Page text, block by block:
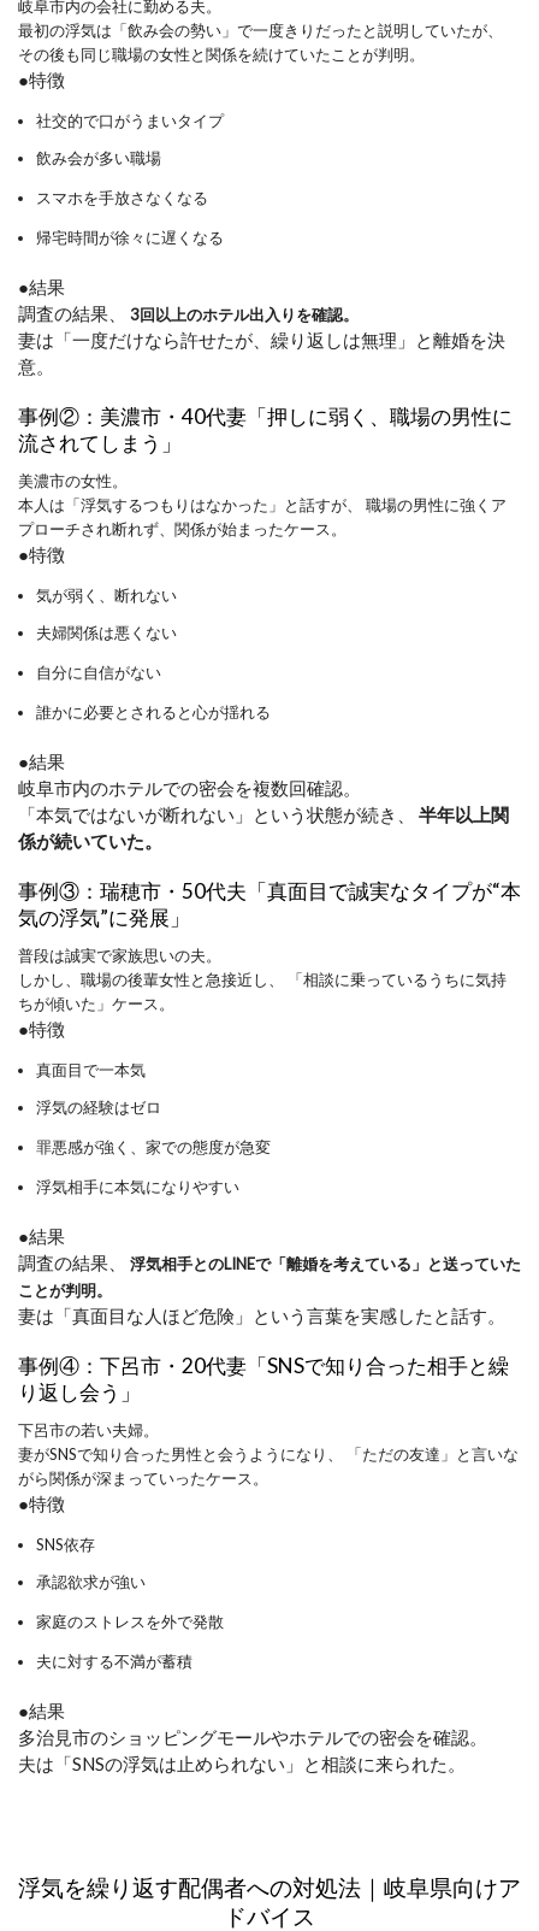
岐阜市内の会社に勤める夫。
最初の浮気は「飲み会の勢い」で一度きりだったと説明していたが、
その後も同じ職場の女性と関係を続けていたことが判明。
●特徴
社交的で口がうまいタイプ
飲み会が多い職場
スマホを手放さなくなる
帰宅時間が徐々に遅くなる
●結果
調査の結果、 3回以上のホテル出入りを確認。
妻は「一度だけなら許せたが、繰り返しは無理」と離婚を決
意。
事例②：美濃市・40代妻「押しに弱く、職場の男性に
流されてしまう」
美濃市の女性。
本人は「浮気するつもりはなかった」と話すが、 職場の男性に強くア
プローチされ断れず、関係が始まったケース。
●特徴
気が弱く、断れない
夫婦関係は悪くない
自分に自信がない
誰かに必要とされると心が揺れる
●結果
岐阜市内のホテルでの密会を複数回確認。
「本気ではないが断れない」という状態が続き、 半年以上関
係が続いていた。
事例③：瑞穂市・50代夫「真面目で誠実なタイプが“本
気の浮気”に発展」
普段は誠実で家族思いの夫。
しかし、職場の後輩女性と急接近し、 「相談に乗っているうちに気持
ちが傾いた」ケース。
●特徴
真面目で一本気
浮気の経験はゼロ
罪悪感が強く、家での態度が急変
浮気相手に本気になりやすい
●結果
調査の結果、 浮気相手とのLINEで「離婚を考えている」と送っていた
ことが判明。
妻は「真面目な人ほど危険」という言葉を実感したと話す。
事例④：下呂市・20代妻「SNSで知り合った相手と繰
り返し会う」
下呂市の若い夫婦。
妻がSNSで知り合った男性と会うようになり、 「ただの友達」と言いな
がら関係が深まっていったケース。
●特徴
SNS依存
承認欲求が強い
家庭のストレスを外で発散
夫に対する不満が蓄積
●結果
多治見市のショッピングモールやホテルでの密会を確認。
夫は「SNSの浮気は止められない」と相談に来られた。
浮気を繰り返す配偶者への対処法｜岐阜県向けア
ドバイス